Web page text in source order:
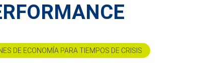
DE ECONOMÍA PARA TIEMPOS DE CRISIS